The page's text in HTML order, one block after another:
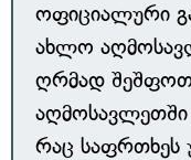
ოფიციალური
ახლო
ღრმად
რაც საფრთხეს